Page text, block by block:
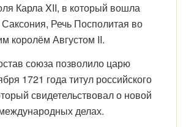
Карла XII, в который вошла
Речь Посполитая во
королём Августом II.
союза позволило царю
1721 года титул российского
свидетельствовал о новой
делах.